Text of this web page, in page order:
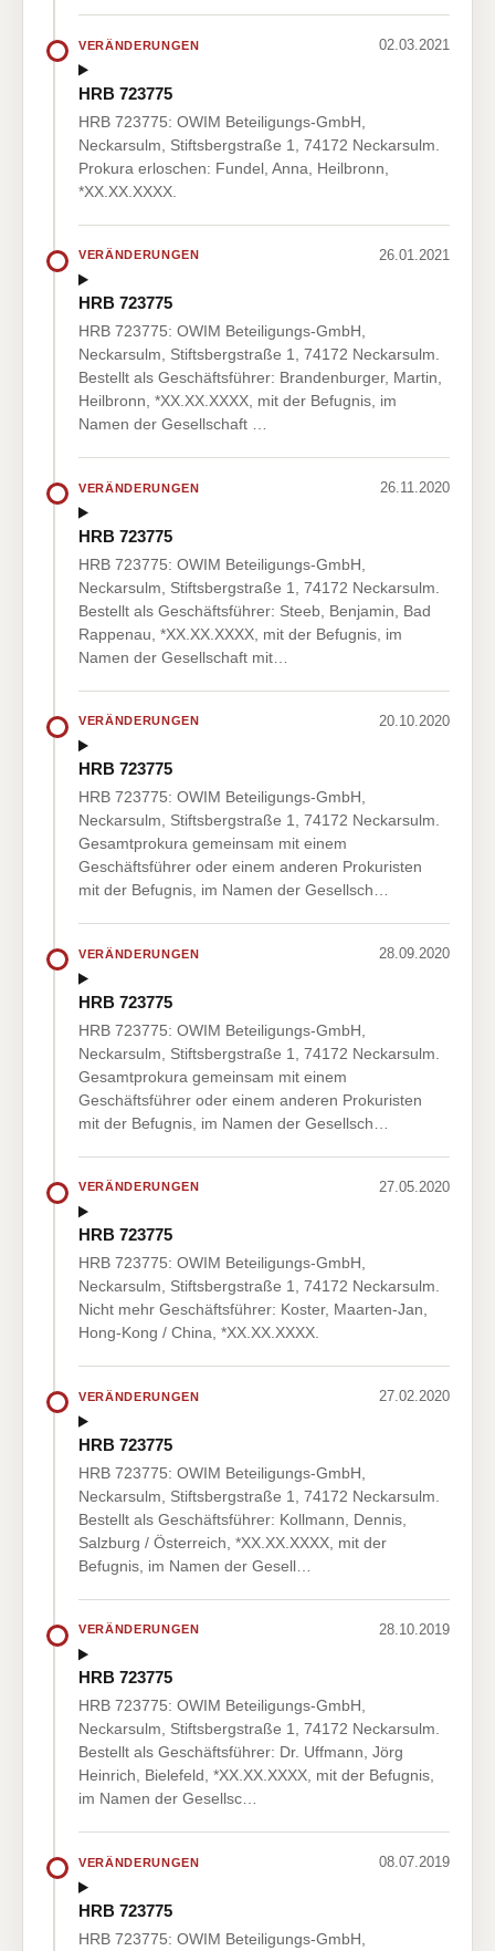
VERÄNDERUNGEN 02.03.2021
HRB 723775
HRB 723775: OWIM Beteiligungs-GmbH,
Neckarsulm, Stiftsbergstraße 1, 74172 Neckarsulm.
Prokura erloschen: Fundel, Anna, Heilbronn,
*XX.XX.XXXX.
VERÄNDERUNGEN 26.01.2021
HRB 723775
HRB 723775: OWIM Beteiligungs-GmbH,
Neckarsulm, Stiftsbergstraße 1, 74172 Neckarsulm.
Bestellt als Geschäftsführer: Brandenburger, Martin,
Heilbronn, *XX.XX.XXXX, mit der Befugnis, im
Namen der Gesellschaft …
VERÄNDERUNGEN 26.11.2020
HRB 723775
HRB 723775: OWIM Beteiligungs-GmbH,
Neckarsulm, Stiftsbergstraße 1, 74172 Neckarsulm.
Bestellt als Geschäftsführer: Steeb, Benjamin, Bad
Rappenau, *XX.XX.XXXX, mit der Befugnis, im
Namen der Gesellschaft mit…
VERÄNDERUNGEN 20.10.2020
HRB 723775
HRB 723775: OWIM Beteiligungs-GmbH,
Neckarsulm, Stiftsbergstraße 1, 74172 Neckarsulm.
Gesamtprokura gemeinsam mit einem
Geschäftsführer oder einem anderen Prokuristen
mit der Befugnis, im Namen der Gesellsch…
VERÄNDERUNGEN 28.09.2020
HRB 723775
HRB 723775: OWIM Beteiligungs-GmbH,
Neckarsulm, Stiftsbergstraße 1, 74172 Neckarsulm.
Gesamtprokura gemeinsam mit einem
Geschäftsführer oder einem anderen Prokuristen
mit der Befugnis, im Namen der Gesellsch…
VERÄNDERUNGEN 27.05.2020
HRB 723775
HRB 723775: OWIM Beteiligungs-GmbH,
Neckarsulm, Stiftsbergstraße 1, 74172 Neckarsulm.
Nicht mehr Geschäftsführer: Koster, Maarten-Jan,
Hong-Kong / China, *XX.XX.XXXX.
VERÄNDERUNGEN 27.02.2020
HRB 723775
HRB 723775: OWIM Beteiligungs-GmbH,
Neckarsulm, Stiftsbergstraße 1, 74172 Neckarsulm.
Bestellt als Geschäftsführer: Kollmann, Dennis,
Salzburg / Österreich, *XX.XX.XXXX, mit der
Befugnis, im Namen der Gesell…
VERÄNDERUNGEN 28.10.2019
HRB 723775
HRB 723775: OWIM Beteiligungs-GmbH,
Neckarsulm, Stiftsbergstraße 1, 74172 Neckarsulm.
Bestellt als Geschäftsführer: Dr. Uffmann, Jörg
Heinrich, Bielefeld, *XX.XX.XXXX, mit der Befugnis,
im Namen der Gesellsc…
VERÄNDERUNGEN 08.07.2019
HRB 723775
HRB 723775: OWIM Beteiligungs-GmbH,